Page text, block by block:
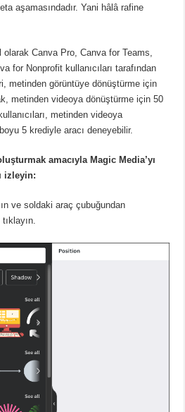
aşamasındadır.Yani hâlâ rafine
olarak Canva Pro, Canva for Teams,
for Nonprofit kullanıcıları tarafından
metinden görüntüye dönüştürme için
metinden videoya dönüştürme için 50
metinden videoya
5 krediyle aracı deneyebilir.
amacıyla Magic Media’yı
izleyin:
ve soldaki araç çubuğundan